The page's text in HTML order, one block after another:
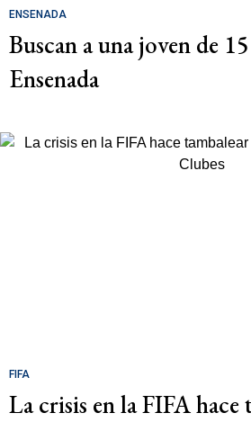
ENSENADA
Buscan a una joven de
Ensenada
FIFA
La crisis en la FIFA hace